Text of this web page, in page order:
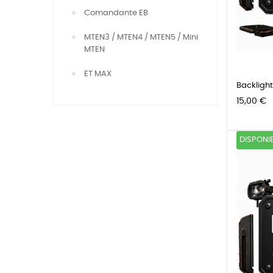
Comandante EB
MTEN3 / MTEN4 / MTEN5 / Mini
MTEN
ET MAX
Precio
15,00 €